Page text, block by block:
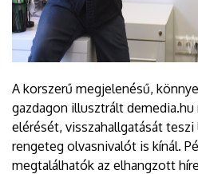
A korszerű megjelenésű,
gazdagon illusztrált
elérését, visszahallgatását
rengeteg olvasnivalót is kínál.
megtalálhatók az elhangzott